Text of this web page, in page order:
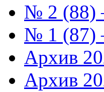
№ 2 (88)
№ 1 (87)
Архив
Архив